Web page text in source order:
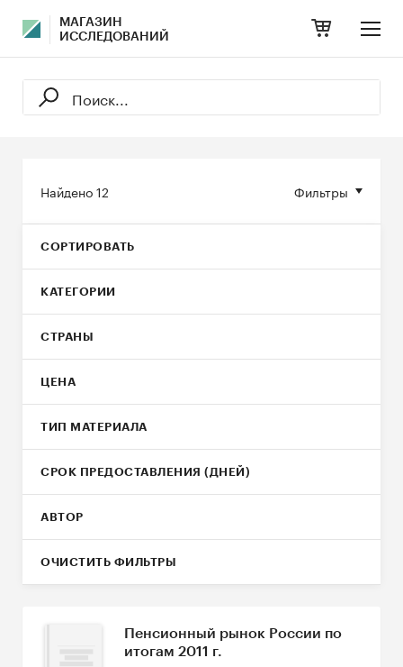
МАГАЗИН
ИССЛЕДОВАНИЙ
Фильтры
Найдено12
СОРТИРОВАТЬ
КАТЕГОРИИ
СТРАНЫ
ЦЕНА
ТИП МАТЕРИАЛА
СРОК ПРЕДОСТАВЛЕНИЯ (ДНЕЙ)
АВТОР
ОЧИСТИТЬ ФИЛЬТРЫ
Пенсионный рынок России по
итогам 2011 г.